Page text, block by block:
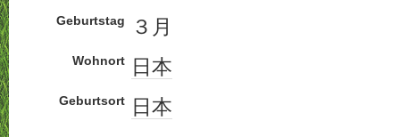
Geburtstag ３月
Wohnort 日本
Geburtsort 日本